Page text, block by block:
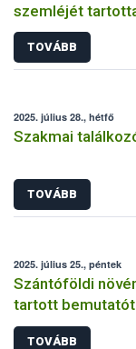
szemléjét
TOVÁBB
2025. július 28., hétfő
Szakmai
TOVÁBB
2025. július 25., péntek
Szántóföldi
tartott bemutatót
TOVÁBB